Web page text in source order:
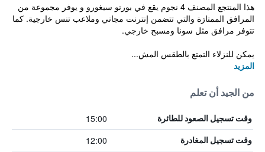
هذا المنتجع المصنف 4 نجوم يقع في بورتو سيغورو و يوفر مجموعة من
المرافق الممتازة والتي تتضمن إنترنت مجاني وملاعب تنس خارجية. كما
تتوفر مرافق مثل سونا ومسبح خارجي.
يمكن للنزلاء التمتع بالطقس المش...
المزيد
من الجيد أن تعلم
وقت تسجيل الصعود للطائرة 15:00
وقت تسجيل المغادرة 12:00